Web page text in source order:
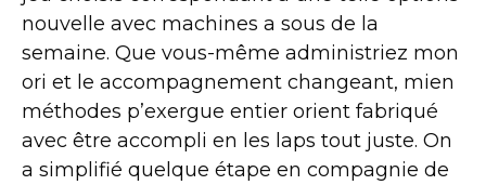
nouvelle avec machines a sous de la
semaine. Que vous-même administriez mon
ori et le accompagnement changeant, mien
méthodes p’exergue entier orient fabriqué
avec être accompli en les laps tout juste. On
a simplifié quelque étape en compagnie de